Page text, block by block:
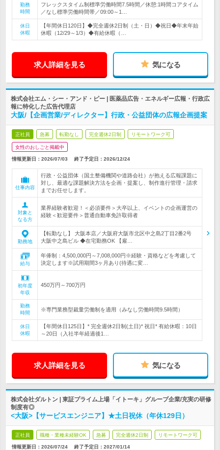
勤務
時間
フレックスタイム制標準労働時間7.5時間／休憩:1時間コアタイム
／なし標準労働時間帯／09:00～1…
休日
休暇
【年間休日120日】◆完全週休2日制（土・日）◆祝日◆年末年始
休暇（12/29～1/3）◆有給休暇（…
求人詳細を見る 気になる
株式会社エム・シー・アンド・ピー | 医薬品広告・エネルギー広報・行政広
報に特化した広告代理店
大阪/【企画営業/ディレクター】行政・公益団体の広報企画提案
正社員 急募 転勤なし 完全週休2日制 リモートワーク可
女性のおしごと掲載中
情報更新日：2026/07/03 終了予定日： 2026/12/24
仕事内容
行政・公益団体（国土整備機関や道路会社）が抱える広報課題に
対し、最適な課題解決方法を企画・提案し、制作進行管理・請求
までお任せします。
対象と
なる方
業界経験者歓迎！＜必須要件＞大卒以上、イベントの企画運営の
経験＜歓迎要件＞普通自動車免許取得者
勤務地
【転勤なし】 大阪本店／大阪府大阪市北区中之島2丁目2番2号
大阪中之島ビル ◆在宅勤務OK 【雇…
給与
年俸制：4,500,000円～7,008,000円※経験・資格などを考慮して
決定します※試用期間3ヶ月あり(待遇に変…
初年度
年収
450万円～700万円
勤務
時間
※専門業務型裁量労働制を適用（みなし労働時間9.5時間）
休日
休暇
【年間休日125日】* 完全週休2日制(土日)* 祝日* 有給休暇：10日
～20日（入社半年経過後1…
求人詳細を見る 気になる
株式会社ダルトン | 東証プライム上場「イトーキ」グループ企業/充実の研修
制度有◎
<大阪>【サービスエンジニア】★土日祝休（年休129日）
正社員 職種・業種未経験OK 急募 完全週休2日制 リモートワーク可
情報更新日：2026/07/24 終了予定日： 2027/01/14